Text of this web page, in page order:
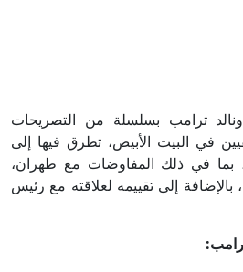
بالدم وبشكل خاص أصحاب فصيلة
ودراوشة لـ«الشمس»: مقترح لجنة
يضيّق الخناق على العربية للتغيير
القائمة المشتركة ما زالت
قائمة
إصابة متوسّطة لشاب (26 عامًا) إثر تعرّضه
للدهس من قِبَل شاحنة على شارع 4 في
لمتابعة إخطارات سلطة
ترامب بسلسلة من التصريحات
في البيت الأبيض، تطرق فيها إلى
بما في ذلك المفاوضات مع طهران،
إلى تقييمه لعلاقته مع رئيس